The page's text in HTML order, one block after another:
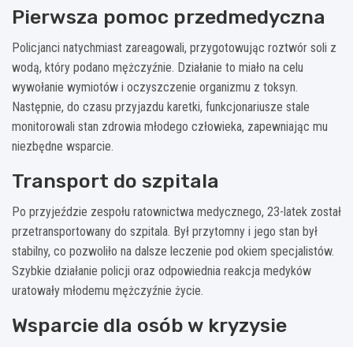
Pierwsza pomoc przedmedyczna
Policjanci natychmiast zareagowali, przygotowując roztwór soli z
wodą, który podano mężczyźnie. Działanie to miało na celu
wywołanie wymiotów i oczyszczenie organizmu z toksyn.
Następnie, do czasu przyjazdu karetki, funkcjonariusze stale
monitorowali stan zdrowia młodego człowieka, zapewniając mu
niezbędne wsparcie.
Transport do szpitala
Po przyjeździe zespołu ratownictwa medycznego, 23-latek został
przetransportowany do szpitala. Był przytomny i jego stan był
stabilny, co pozwoliło na dalsze leczenie pod okiem specjalistów.
Szybkie działanie policji oraz odpowiednia reakcja medyków
uratowały młodemu mężczyźnie życie.
Wsparcie dla osób w kryzysie